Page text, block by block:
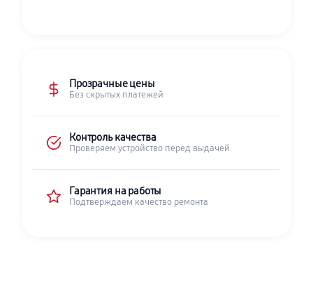
Прозрачные цены
Без скрытых платежей
Контроль качества
Проверяем устройство перед выдачей
Гарантия на работы
Подтверждаем качество ремонта